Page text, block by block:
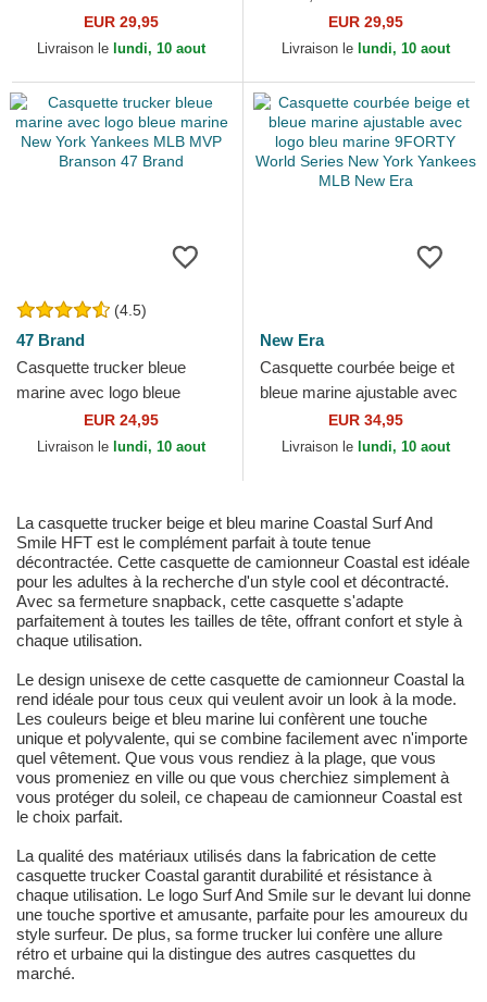
Waves HFT Coastal
EUR 29,95
Livraison le lundi, 10 aout
Glide Smooth And Slow HFT
Coastal
EUR 29,95
Livraison le lundi, 10 aout
(4.5)
47 Brand
Casquette trucker bleue
marine avec logo bleue
marine New York Yankees
MLB MVP Branson 47 Brand
EUR 24,95
Livraison le lundi, 10 aout
New Era
Casquette courbée beige et
bleue marine ajustable avec
logo bleu marine 9FORTY
World Series New...
EUR 34,95
Livraison le lundi, 10 aout
La casquette trucker beige et bleu marine Coastal Surf And
Smile HFT est le complément parfait à toute tenue
décontractée. Cette casquette de camionneur Coastal est idéale
pour les adultes à la recherche d'un style cool et décontracté.
Avec sa fermeture snapback, cette casquette s'adapte
parfaitement à toutes les tailles de tête, offrant confort et style à
chaque utilisation.
Le design unisexe de cette casquette de camionneur Coastal la
rend idéale pour tous ceux qui veulent avoir un look à la mode.
Les couleurs beige et bleu marine lui confèrent une touche
unique et polyvalente, qui se combine facilement avec n'importe
quel vêtement. Que vous vous rendiez à la plage, que vous
vous promeniez en ville ou que vous cherchiez simplement à
vous protéger du soleil, ce chapeau de camionneur Coastal est
le choix parfait.
La qualité des matériaux utilisés dans la fabrication de cette
casquette trucker Coastal garantit durabilité et résistance à
chaque utilisation. Le logo Surf And Smile sur le devant lui donne
une touche sportive et amusante, parfaite pour les amoureux du
style surfeur. De plus, sa forme trucker lui confère une allure
rétro et urbaine qui la distingue des autres casquettes du
marché.